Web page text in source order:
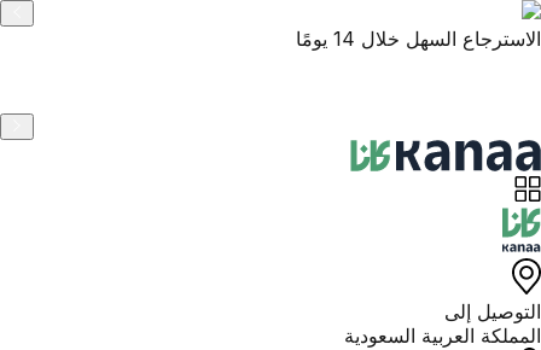
الاسترجاع السهل خلال 14 يومًا
التوصيل إلى
المملكة العربية السعودية